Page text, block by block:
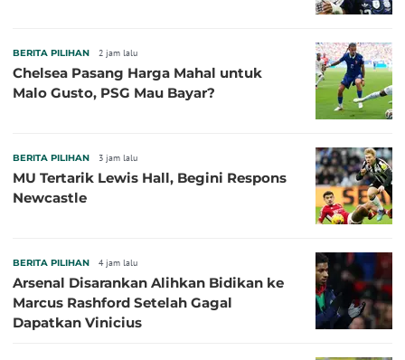
BERITA PILIHAN 2 jam lalu
Chelsea Pasang Harga Mahal untuk
Malo Gusto, PSG Mau Bayar?
BERITA PILIHAN 3 jam lalu
MU Tertarik Lewis Hall, Begini Respons
Newcastle
BERITA PILIHAN 4 jam lalu
Arsenal Disarankan Alihkan Bidikan ke
Marcus Rashford Setelah Gagal
Dapatkan Vinicius